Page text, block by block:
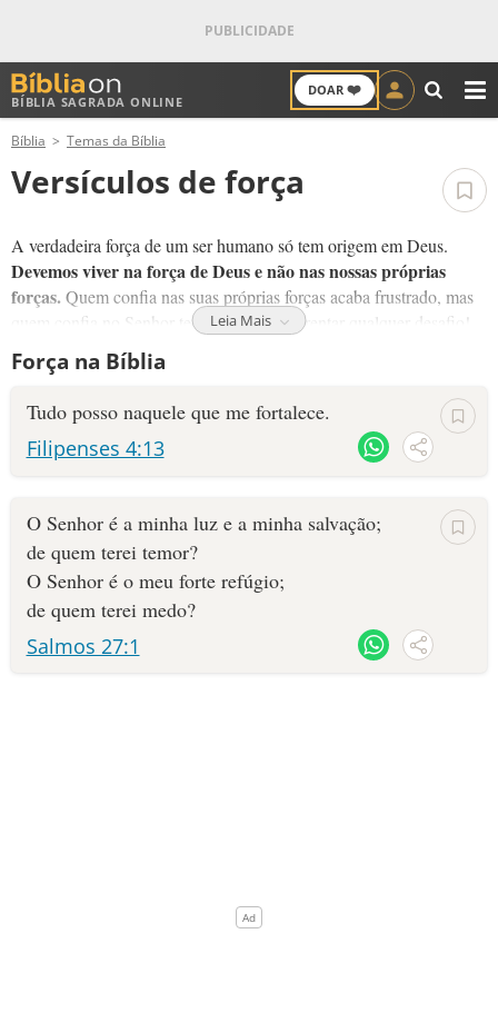
BÍBLIA SAGRADA ONLINE
DOAR ❤️
ANTIGO TESTAMENTO
VERSÍCULOS
VERSÍCULO DO DIA
PALAVRA DO DIA
SALMO DO DIA
ESBOÇOS DE PREGAÇÃO
Bíblia Temas da Bíblia
Versículos de força
A verdadeira força de um ser humano só tem origem em Deus.
Devemos viver na força de Deus e não nas nossas próprias
forças. Quem confia nas suas próprias forças acaba frustrado, mas
quem confia no Senhor tem força para enfrentar qualquer desafio!
Você está cansado? Deus renova as forças dos humildes, daqueles
Receba a força de Deus pela fé através destes versículos.
Leia Mais
Força na Bíblia
Tudo posso naquele que me fortalece.
Filipenses 4:13
O Senhor é a minha luz e a minha salvação;
de quem terei temor?
O Senhor é o meu forte refúgio;
de quem terei medo?
Salmos 27:1